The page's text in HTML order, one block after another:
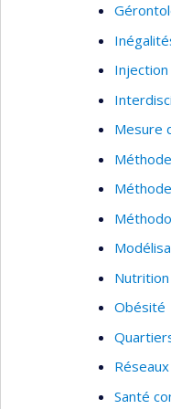
Pour y
numérique
de
matérielles et
Mesure
Nutrition
Obésité
Santé